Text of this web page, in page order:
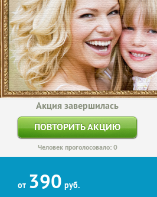
Акция завершилась
ПОВТОРИТЬ АКЦИЮ
Человек проголосовало: 0
от 390 руб.